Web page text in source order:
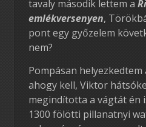
tavaly második lettem a
emlékversenyen,
pont egy győzelem
nem?
Pompásan
ahogy kell, Viktor
megindította a vágtát én
1300 fölötti pillanatnyi